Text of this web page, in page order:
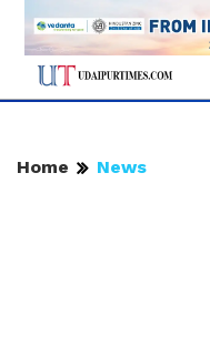
Home News